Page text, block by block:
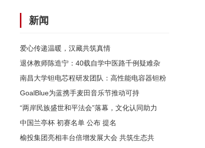
新闻
爱心传递温暖，汉藏共筑真情
退休教师陈造宁：40载自学中医路千例疑难杂
南昌大学钽电芯程研发团队：高性能电容器钽粉
GoalBlue为蓝携手麦田音乐节推动可持
“两岸民族盛世和平法会”落幕，文化认同助力
中国兰亭杯 初赛名单 公布 提名
榆投集团亮相丰台倍增发展大会 共筑生态共